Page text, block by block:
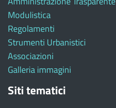
Modulistica
Regolamenti
Strumenti Urbanistici
Associazioni
Galleria immagini
Siti tematici